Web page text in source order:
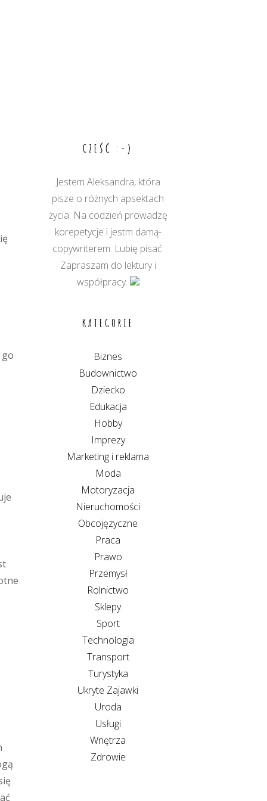
CZEŚĆ :-)
Jestem Aleksandra, która
pisze o różnych apsektach
życia. Na codzień prowadzę
korepetycje i jestm damą-
copywriterem. Lubię pisać.
Zapraszam do lektury i
współpracy.
KATEGORIE
Biznes
Budownictwo
Dziecko
Edukacja
Hobby
Imprezy
Marketing i reklama
Moda
Motoryzacja
Nieruchomości
Obcojęzyczne
Praca
Prawo
Przemysł
Rolnictwo
Sklepy
Sport
Technologia
Transport
Turystyka
Ukryte Zajawki
Uroda
Usługi
Wnętrza
Zdrowie